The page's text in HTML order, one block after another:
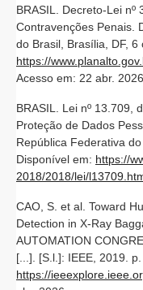
BRASIL. Decreto-Lei
Contravenções Penais.
do Brasil, Brasília, DF,
https://
Acesso em: 22 abr. 2026.
BRASIL. Lei nº 13.709,
Proteção de Dados
República Federativa
Disponível em: https://
2018/2018/lei/
CAO, S. et al. Toward
Detection in X-Ray
AUTOMATION
[...]. [S.l.]: IEEE, 2019.
https://